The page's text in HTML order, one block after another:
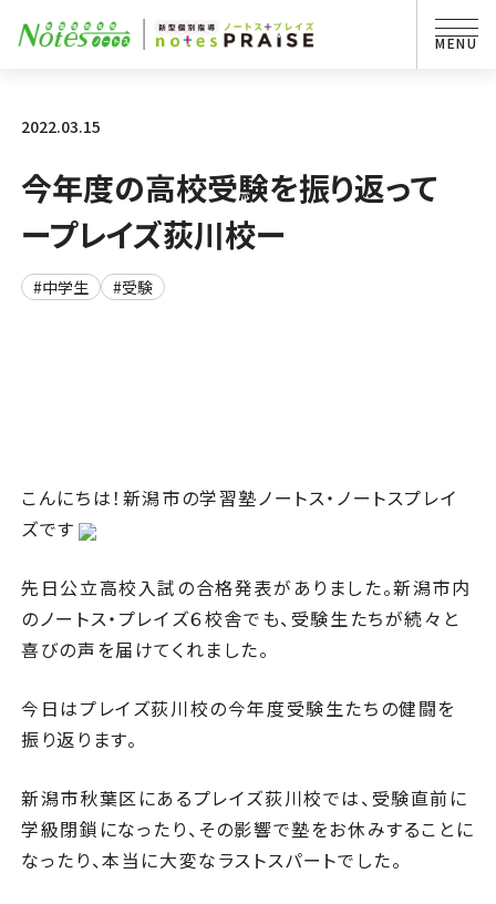
2022.03.15
今年度の高校受験を振り返って
ープレイズ荻川校ー
#中学生 #受験
こんにちは！新潟市の学習塾ノートス・ノートスプレイ
ズです
先日公立高校入試の合格発表がありました。新潟市内
のノートス・プレイズ６校舎でも、受験生たちが続々と
喜びの声を届けてくれました。
今日はプレイズ荻川校の今年度受験生たちの健闘を
振り返ります。
新潟市秋葉区にあるプレイズ荻川校では、受験直前に
学級閉鎖になったり、その影響で塾をお休みすることに
なったり、本当に大変なラストスパートでした。